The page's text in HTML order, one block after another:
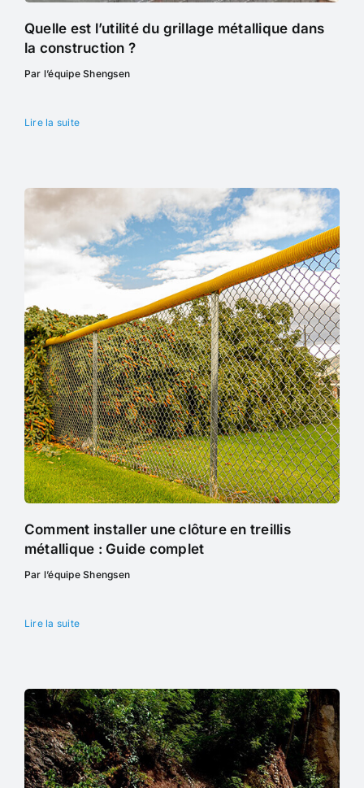
Quelle est l’utilité du grillage métallique dans
la construction ?
Par l’équipe Shengsen
Lire la suite
Comment installer une clôture en treillis
métallique : Guide complet
Par l’équipe Shengsen
Lire la suite